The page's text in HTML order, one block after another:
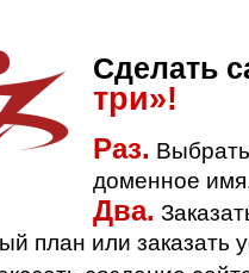
Сделать
три»!
Раз.
доменное
Два.
план или заказать